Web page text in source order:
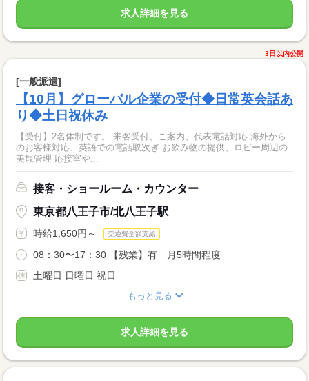
求人詳細を見る
3日以内公開
[一般派遣]
【10月】グローバル企業の受付◆日常英会話あ
り◆土日祝休み
【受付】2名体制です。 来客受付、ご案内、代表電話対応 海外から
のお客様対応、英語での電話取次ぎ お飲み物の提供、ロビー周辺の
美観管理 応接室や...
接客・ショールーム・カウンター
東京都八王子市/北八王子駅
時給1,650円～ 交通費全額支給
08：30〜17：30 【残業】有 月5時間程度
土曜日 日曜日 祝日
もっと見る
求人詳細を見る